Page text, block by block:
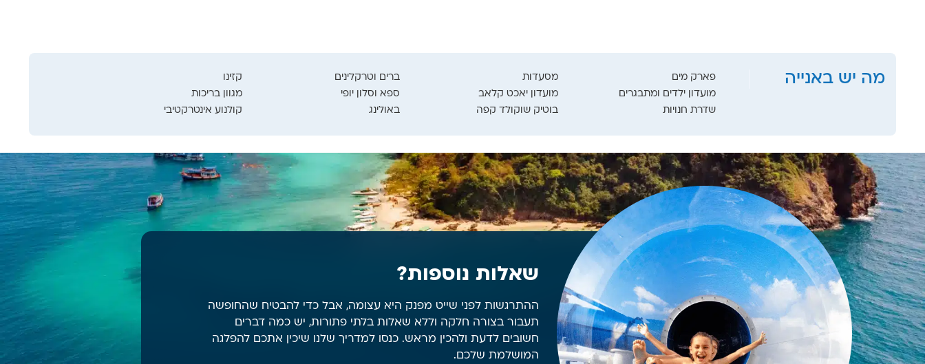
מה יש באנייה פארק מים מסעדות ברים וטרקלינים
קזינו
מועדון ילדים ומתבגרים
מועדון יאכט קלאב ספא וסלון יופי
מגוון בריכות
שדרת חנויות
בוטיק שוקולד קפה באולינג קולנוע אינטרקטיבי
שאלות נוספות?
ההתרגשות לפני שייט מפנק היא עצומה, אבל כדי להבטיח שהחופשה
תעבור בצורה חלקה וללא שאלות בלתי פתורות, יש כמה דברים
חשובים לדעת ולהכין מראש. כנסו למדריך שלנו שיכין אתכם להפלגה
המושלמת שלכם.